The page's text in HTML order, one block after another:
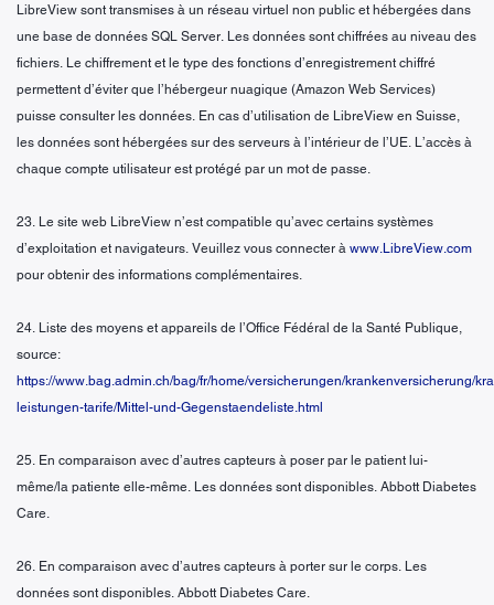
LibreView sont transmises à un réseau virtuel non public et hébergées dans
une base de données SQL Server. Les données sont chiffrées au niveau des
fichiers. Le chiffrement et le type des fonctions d’enregistrement chiffré
permettent d’éviter que l’hébergeur nuagique (Amazon Web Services)
puisse consulter les données. En cas d’utilisation de LibreView en Suisse,
les données sont hébergées sur des serveurs à l’intérieur de l’UE. L’accès à
chaque compte utilisateur est protégé par un mot de passe.
23. Le site web LibreView n’est compatible qu’avec certains systèmes
d’exploitation et navigateurs. Veuillez vous connecter à www.LibreView.com
pour obtenir des informations complémentaires.
24. Liste des moyens et appareils de l’Office Fédéral de la Santé Publique,
source:
https://www.bag.admin.ch/bag/fr/home/versicherungen/krankenversicherung/
leistungen-tarife/Mittel-und-Gegenstaendeliste.html
25. En comparaison avec d’autres capteurs à poser par le patient lui-
même/la patiente elle-même. Les données sont disponibles. Abbott Diabetes
Care.
26. En comparaison avec d’autres capteurs à porter sur le corps. Les
données sont disponibles. Abbott Diabetes Care.